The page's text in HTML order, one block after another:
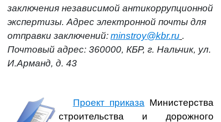
заключения независимой антикоррупционной
экспертизы. Адрес электронной почты для
отправки заключений:minstroy@kbr.ru .
Почтовый адрес: 360000, КБР, г. Нальчик, ул.
И.Арманд, д. 43
Проект приказа Министерства
строительства и дорожного